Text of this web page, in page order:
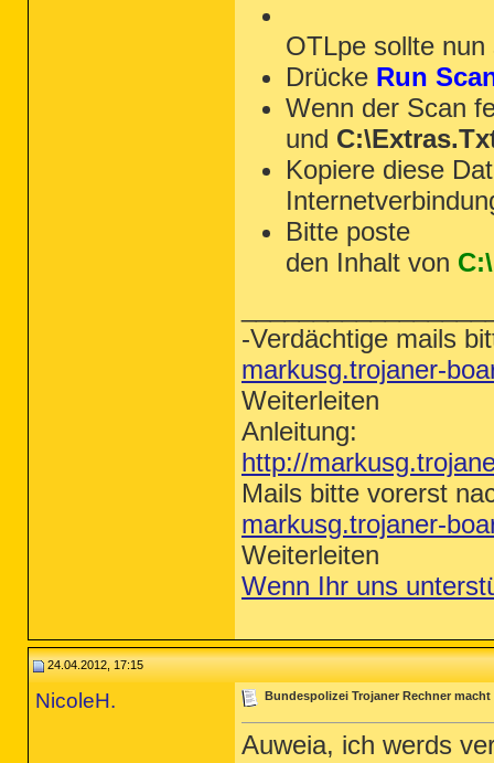
OTLpe sollte nun
Drücke Run
Wenn der Scan
und
Kopiere diese
Bitte poste
den Inhalt von
-Verdächtige mails
markusg.trojaner-
Weiterleiten
Anleitung:
http://
Mails bitte vorerst
markusg.trojaner-
Weiterleiten
Wenn Ihr uns
24.04.2012, 17:15
NicoleH. Bundespolizei Trojaner Rechner
Auweia, ich werds